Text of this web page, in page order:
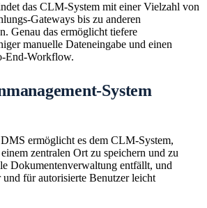
das CLM-System mit einer Vielzahl von
Gateways bis zu anderen
Genau das ermöglicht tiefere
manuelle Dateneingabe und einen
End-Workflow.
System
ermöglicht es dem CLM-System,
zentralen Ort zu speichern und zu
Dokumentenverwaltung entfällt, und
und für autorisierte Benutzer leicht